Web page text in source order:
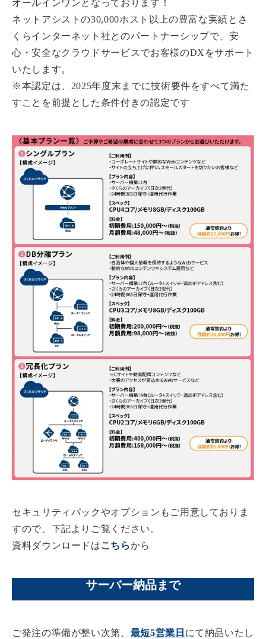
オールインワンとなっております！
ネットアシストの30,000ホスト以上の豊富な実績とさ
くらインターネット社とのパートナーシップで、安
心・安全なクラウドサービスでお客様のDXをサポート
いたします。
※本認定は、2025年度末までに技術要件をすべて満た
すことを前提とした条件付きの認定です
セキュリティパックやオプションもご用意しておりま
すので、下記よりご覧ください。
資料ダウンロードはこちらから
サーバー納品まで
ご発注の準備が整い次第、 最短5営業日にて納品いたし